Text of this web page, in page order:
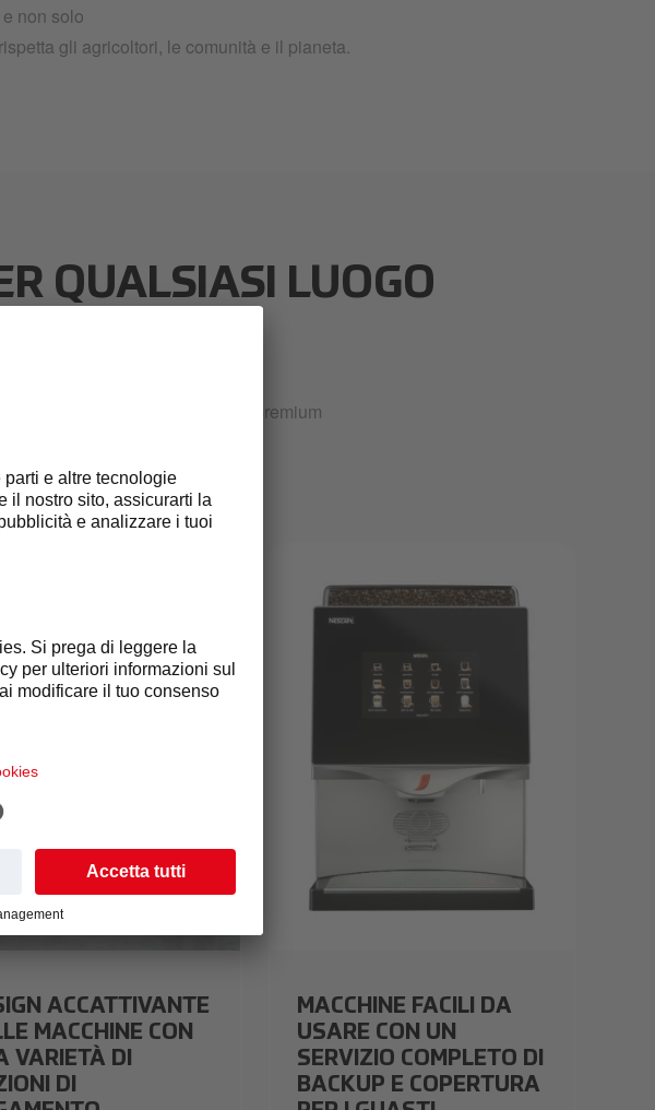
non solo
gli agricoltori, le comunità e il pianeta.
QUALSIASI LUOGO
con un'esperienza di caffè premium
ACCATTIVANTE
MACCHINE CON
VARIETÀ DI
DI
MACCHINE FACILI DA
USARE CON UN
SERVIZIO COMPLETO DI
BACKUP E COPERTURA